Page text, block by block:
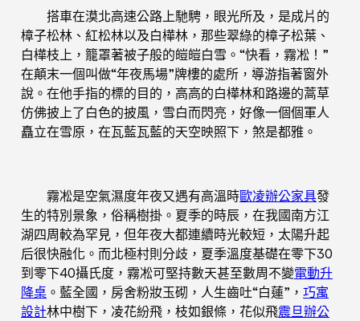
搭車在漠北高速公路上馳騁，眼光所及，是成片的
樟子松林、紅松林以及白樺林，那些翠綠的樟子松葉、
白樺枝上，籠罩著被子般的皚皚白雪。“快看，霧凇！”
在顛末一個叫做“年夜馬場”牌樓的處所，導游指著窗外
說。在他手指的標的目的，高高的白樺林和路邊的蒿草
仿佛披上了白色的披風，雪白而閃亮，好像一個個軍人
矗立在雪原，在瓦藍瓦藍的天空映照下，煞是都雅。
霧凇是空氣濕度年夜又遇有高溫時歐凌辦公家具發
生的特別景象，俗稱樹掛。夏季的時辰，在我國南方江
湖四周較為罕見，但年夜大都連續時光較短，太陽升起
后很快融化。而北極村則分歧，夏季溫度基礎在零下30
到零下40攝氏度，霧凇可堅持數天甚至數周不變電動升
降桌 。藍全國，房舍粉妝玉砌，人生齒吐“白蓮”， 巧寓
設計林中樹下，凌花紛飛，枝如銀條，花似飛震旦辦公